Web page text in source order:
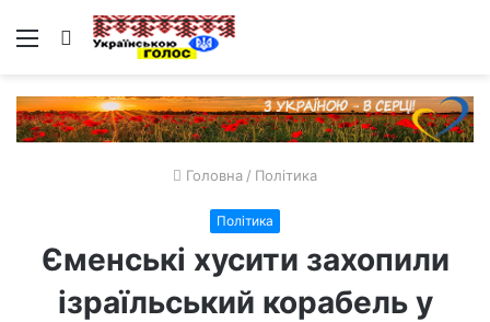
Меню Пошук
Головна / Політика
Політика
Єменські хусити захопили
ізраїльський корабель у